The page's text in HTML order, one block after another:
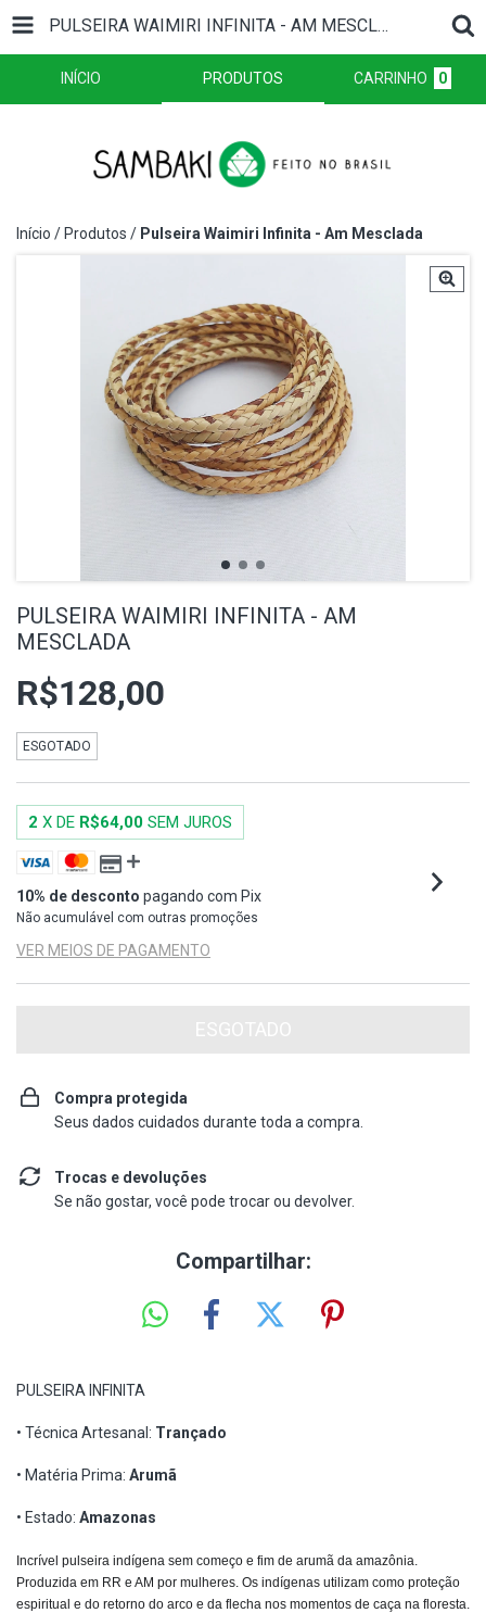
PULSEIRA WAIMIRI INFINITA - AM MESCLADA
INÍCIO PRODUTOS CARRINHO 0
Início / Produtos / Pulseira Waimiri Infinita - Am Mesclada
PULSEIRA WAIMIRI INFINITA - AM
MESCLADA
R$128,00
ESGOTADO
2 X DE R$64,00 SEM JUROS
10% de desconto pagando com Pix
Não acumulável com outras promoções
VER MEIOS DE PAGAMENTO
Compra protegida
Seus dados cuidados durante toda a compra.
Trocas e devoluções
Se não gostar, você pode trocar ou devolver.
Compartilhar:
PULSEIRA INFINITA
• Técnica Artesanal: Trançado
• Matéria Prima: Arumã
• Estado: Amazonas
Incrível pulseira indígena sem começo e fim de arumã da amazônia.
Produzida em RR e AM por mulheres. Os indígenas utilizam como proteção
espiritual e do retorno do arco e da flecha nos momentos de caça na floresta.